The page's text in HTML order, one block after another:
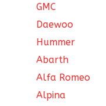
GMC
Daewoo
Hummer
Abarth
Alfa Romeo
Alpina